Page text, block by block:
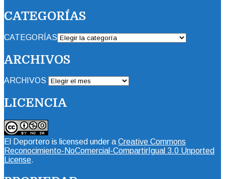
CATEGORÍAS
CATEGORÍAS
ARCHIVOS
ARCHIVOS
LICENCIA
El Deportero is licensed under a Creative Commons
Reconocimiento-NoComercial-CompartirIgual 3.0 Unported
License.